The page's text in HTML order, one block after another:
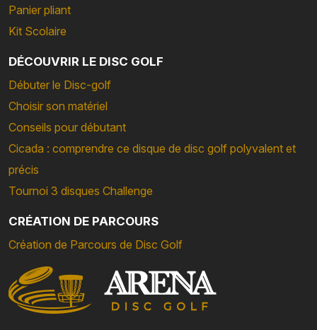
Panier pliant
Kit Scolaire
DÉCOUVRIR LE DISC GOLF
Débuter le Disc-golf
Choisir son matériel
Conseils pour débutant
Cicada : comprendre ce disque de disc golf polyvalent et
précis
Tournoi 3 disques Challenge
CRÉATION DE PARCOURS
Création de Parcours de Disc Golf